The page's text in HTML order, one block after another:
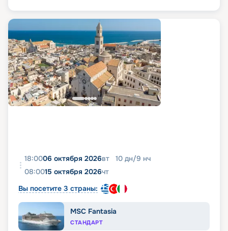
18:0006 октября 2026вт 10 дн/9 нч
08:0015 октября 2026чт
Вы посетите 3 страны:
MSC Fantasia
СТАНДАРТ